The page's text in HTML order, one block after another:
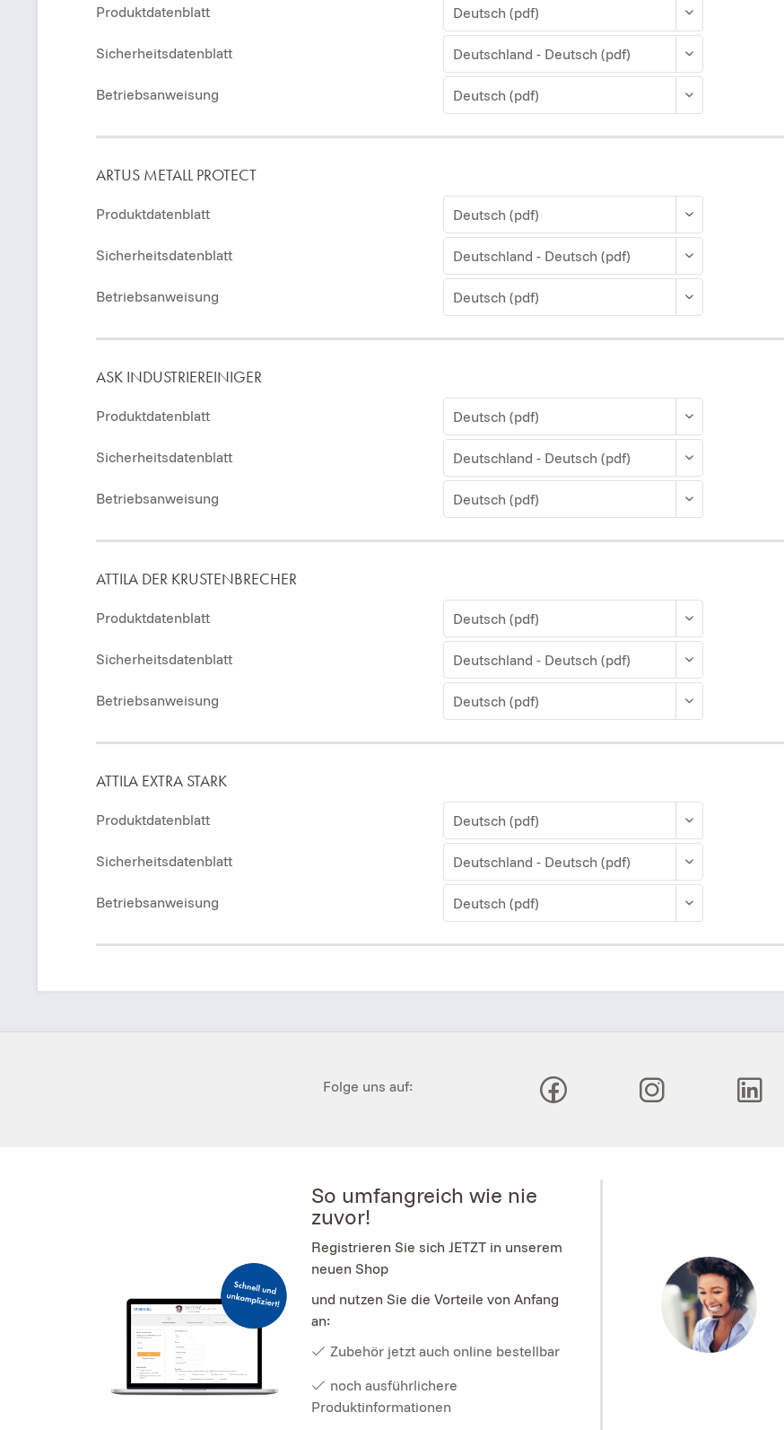
Produktdatenblatt
Sicherheitsdatenblatt
Betriebsanweisung
ARTUS METALL PROTECT
Produktdatenblatt
Sicherheitsdatenblatt
Betriebsanweisung
ASK INDUSTRIEREINIGER
Produktdatenblatt
Sicherheitsdatenblatt
Betriebsanweisung
ATTILA DER KRUSTENBRECHER
Produktdatenblatt
Sicherheitsdatenblatt
Betriebsanweisung
ATTILA EXTRA STARK
Produktdatenblatt
Sicherheitsdatenblatt
Betriebsanweisung
Folge uns auf:
So umfangreich wie nie
zuvor!
Registrieren Sie sich JETZT in unserem
neuen Shop
und nutzen Sie die Vorteile von Anfang
an:
Zubehör jetzt auch online bestellbar
noch ausführlichere
Produktinformationen